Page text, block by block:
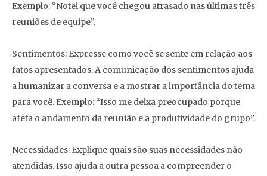
Exemplo: “Notei que você chegou atrasado nas últimas três
reuniões de equipe”.
Sentimentos: Expresse como você se sente em relação aos
fatos apresentados. A comunicação dos sentimentos ajuda
a humanizar a conversa e a mostrar a importância do tema
para você. Exemplo: “Isso me deixa preocupado porque
afeta o andamento da reunião e a produtividade do grupo”.
Necessidades: Explique quais são suas necessidades não
atendidas. Isso ajuda a outra pessoa a compreender o